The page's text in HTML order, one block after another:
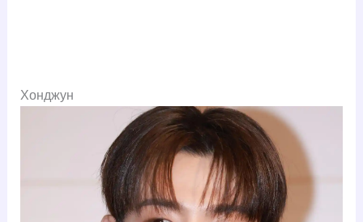
Хонджун